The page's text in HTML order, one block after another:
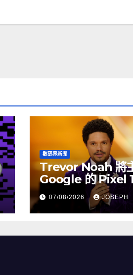
數碼界新聞
Trevor Noah 將
Google 的 Pixel
介活動
07/08/2026 JOSEPH